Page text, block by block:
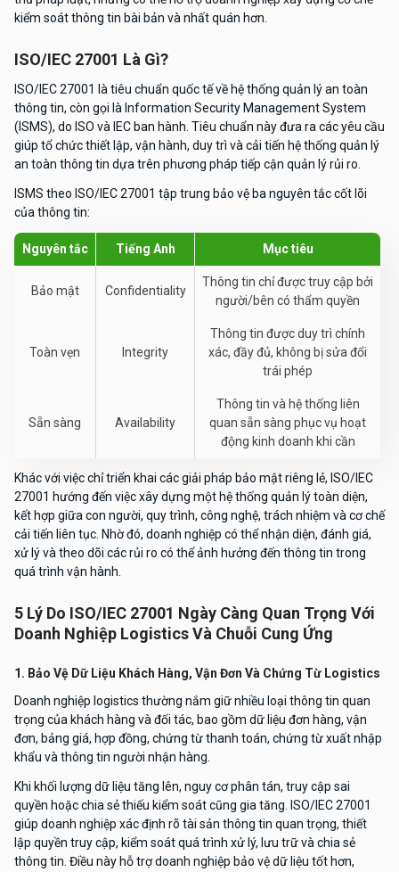
kiểm soát thông tin bài bản và nhất quán hơn.
ISO/IEC 27001 Là Gì?
ISO/IEC 27001 là tiêu chuẩn quốc tế về hệ thống quản lý an toàn
thông tin, còn gọi là Information Security Management System
(ISMS), do ISO và IEC ban hành. Tiêu chuẩn này đưa ra các yêu cầu
giúp tổ chức thiết lập, vận hành, duy trì và cải tiến hệ thống quản lý
an toàn thông tin dựa trên phương pháp tiếp cận quản lý rủi ro.
ISMS theo ISO/IEC 27001 tập trung bảo vệ ba nguyên tắc cốt lõi
của thông tin:
Nguyên tắc Tiếng Anh Mục tiêu
Bảo mật Confidentiality
Thông tin chỉ được truy cập bởi
người/bên có thẩm quyền
Toàn vẹn Integrity
Thông tin được duy trì chính
xác, đầy đủ, không bị sửa đổi
trái phép
Sẵn sàng Availability
Thông tin và hệ thống liên
quan sẵn sàng phục vụ hoạt
động kinh doanh khi cần
Khác với việc chỉ triển khai các giải pháp bảo mật riêng lẻ, ISO/IEC
27001 hướng đến việc xây dựng một hệ thống quản lý toàn diện,
kết hợp giữa con người, quy trình, công nghệ, trách nhiệm và cơ chế
cải tiến liên tục. Nhờ đó, doanh nghiệp có thể nhận diện, đánh giá,
xử lý và theo dõi các rủi ro có thể ảnh hưởng đến thông tin trong
quá trình vận hành.
5 Lý Do ISO/IEC 27001 Ngày Càng Quan Trọng Với
Doanh Nghiệp Logistics Và Chuỗi Cung Ứng
1. Bảo Vệ Dữ Liệu Khách Hàng, Vận Đơn Và Chứng Từ Logistics
Doanh nghiệp logistics thường nắm giữ nhiều loại thông tin quan
trọng của khách hàng và đối tác, bao gồm dữ liệu đơn hàng, vận
đơn, bảng giá, hợp đồng, chứng từ thanh toán, chứng từ xuất nhập
khẩu và thông tin người nhận hàng.
Khi khối lượng dữ liệu tăng lên, nguy cơ phân tán, truy cập sai
quyền hoặc chia sẻ thiếu kiểm soát cũng gia tăng. ISO/IEC 27001
giúp doanh nghiệp xác định rõ tài sản thông tin quan trọng, thiết
lập quyền truy cập, kiểm soát quá trình xử lý, lưu trữ và chia sẻ
thông tin. Điều này hỗ trợ doanh nghiệp bảo vệ dữ liệu tốt hơn,